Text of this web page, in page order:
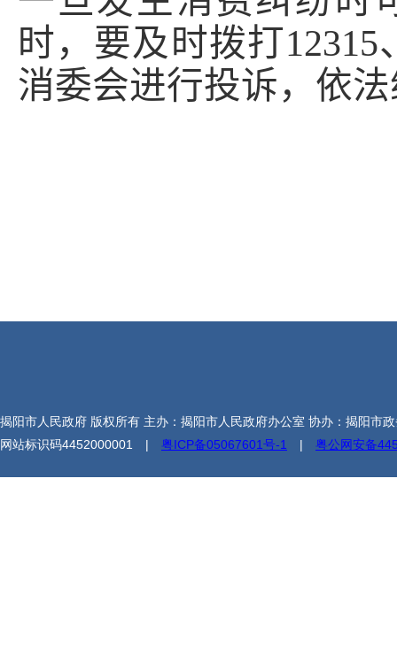
时，要及时拨打12315
消委会进行投诉，依
揭阳市人民政府 版权所有 主办：揭阳市人民政府办公室 协办：揭阳市
网站标识码4452000001 | 粤ICP备05067601号-1 | 粤公网安备